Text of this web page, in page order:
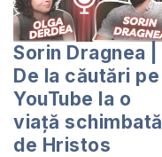
Sorin Dragnea |
De la căutări pe
YouTube la o
viață schimbată
de Hristos